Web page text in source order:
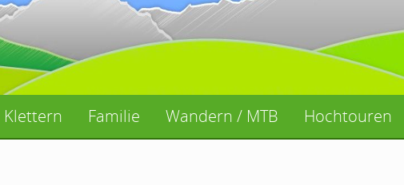
Klettern Familie Wandern / MTB Hochtouren